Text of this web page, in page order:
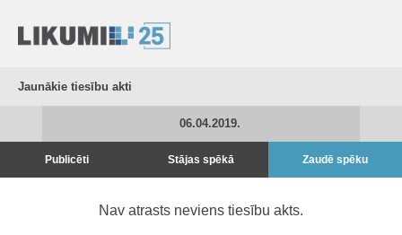
Jaunākie tiesību akti
06.04.2019.
Publicēti Stājas spēkā Zaudē spēku
Nav atrasts neviens tiesību akts.